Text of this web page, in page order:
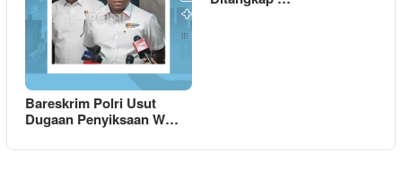
Bareskrim Polri Usut
Dugaan Penyiksaan W…